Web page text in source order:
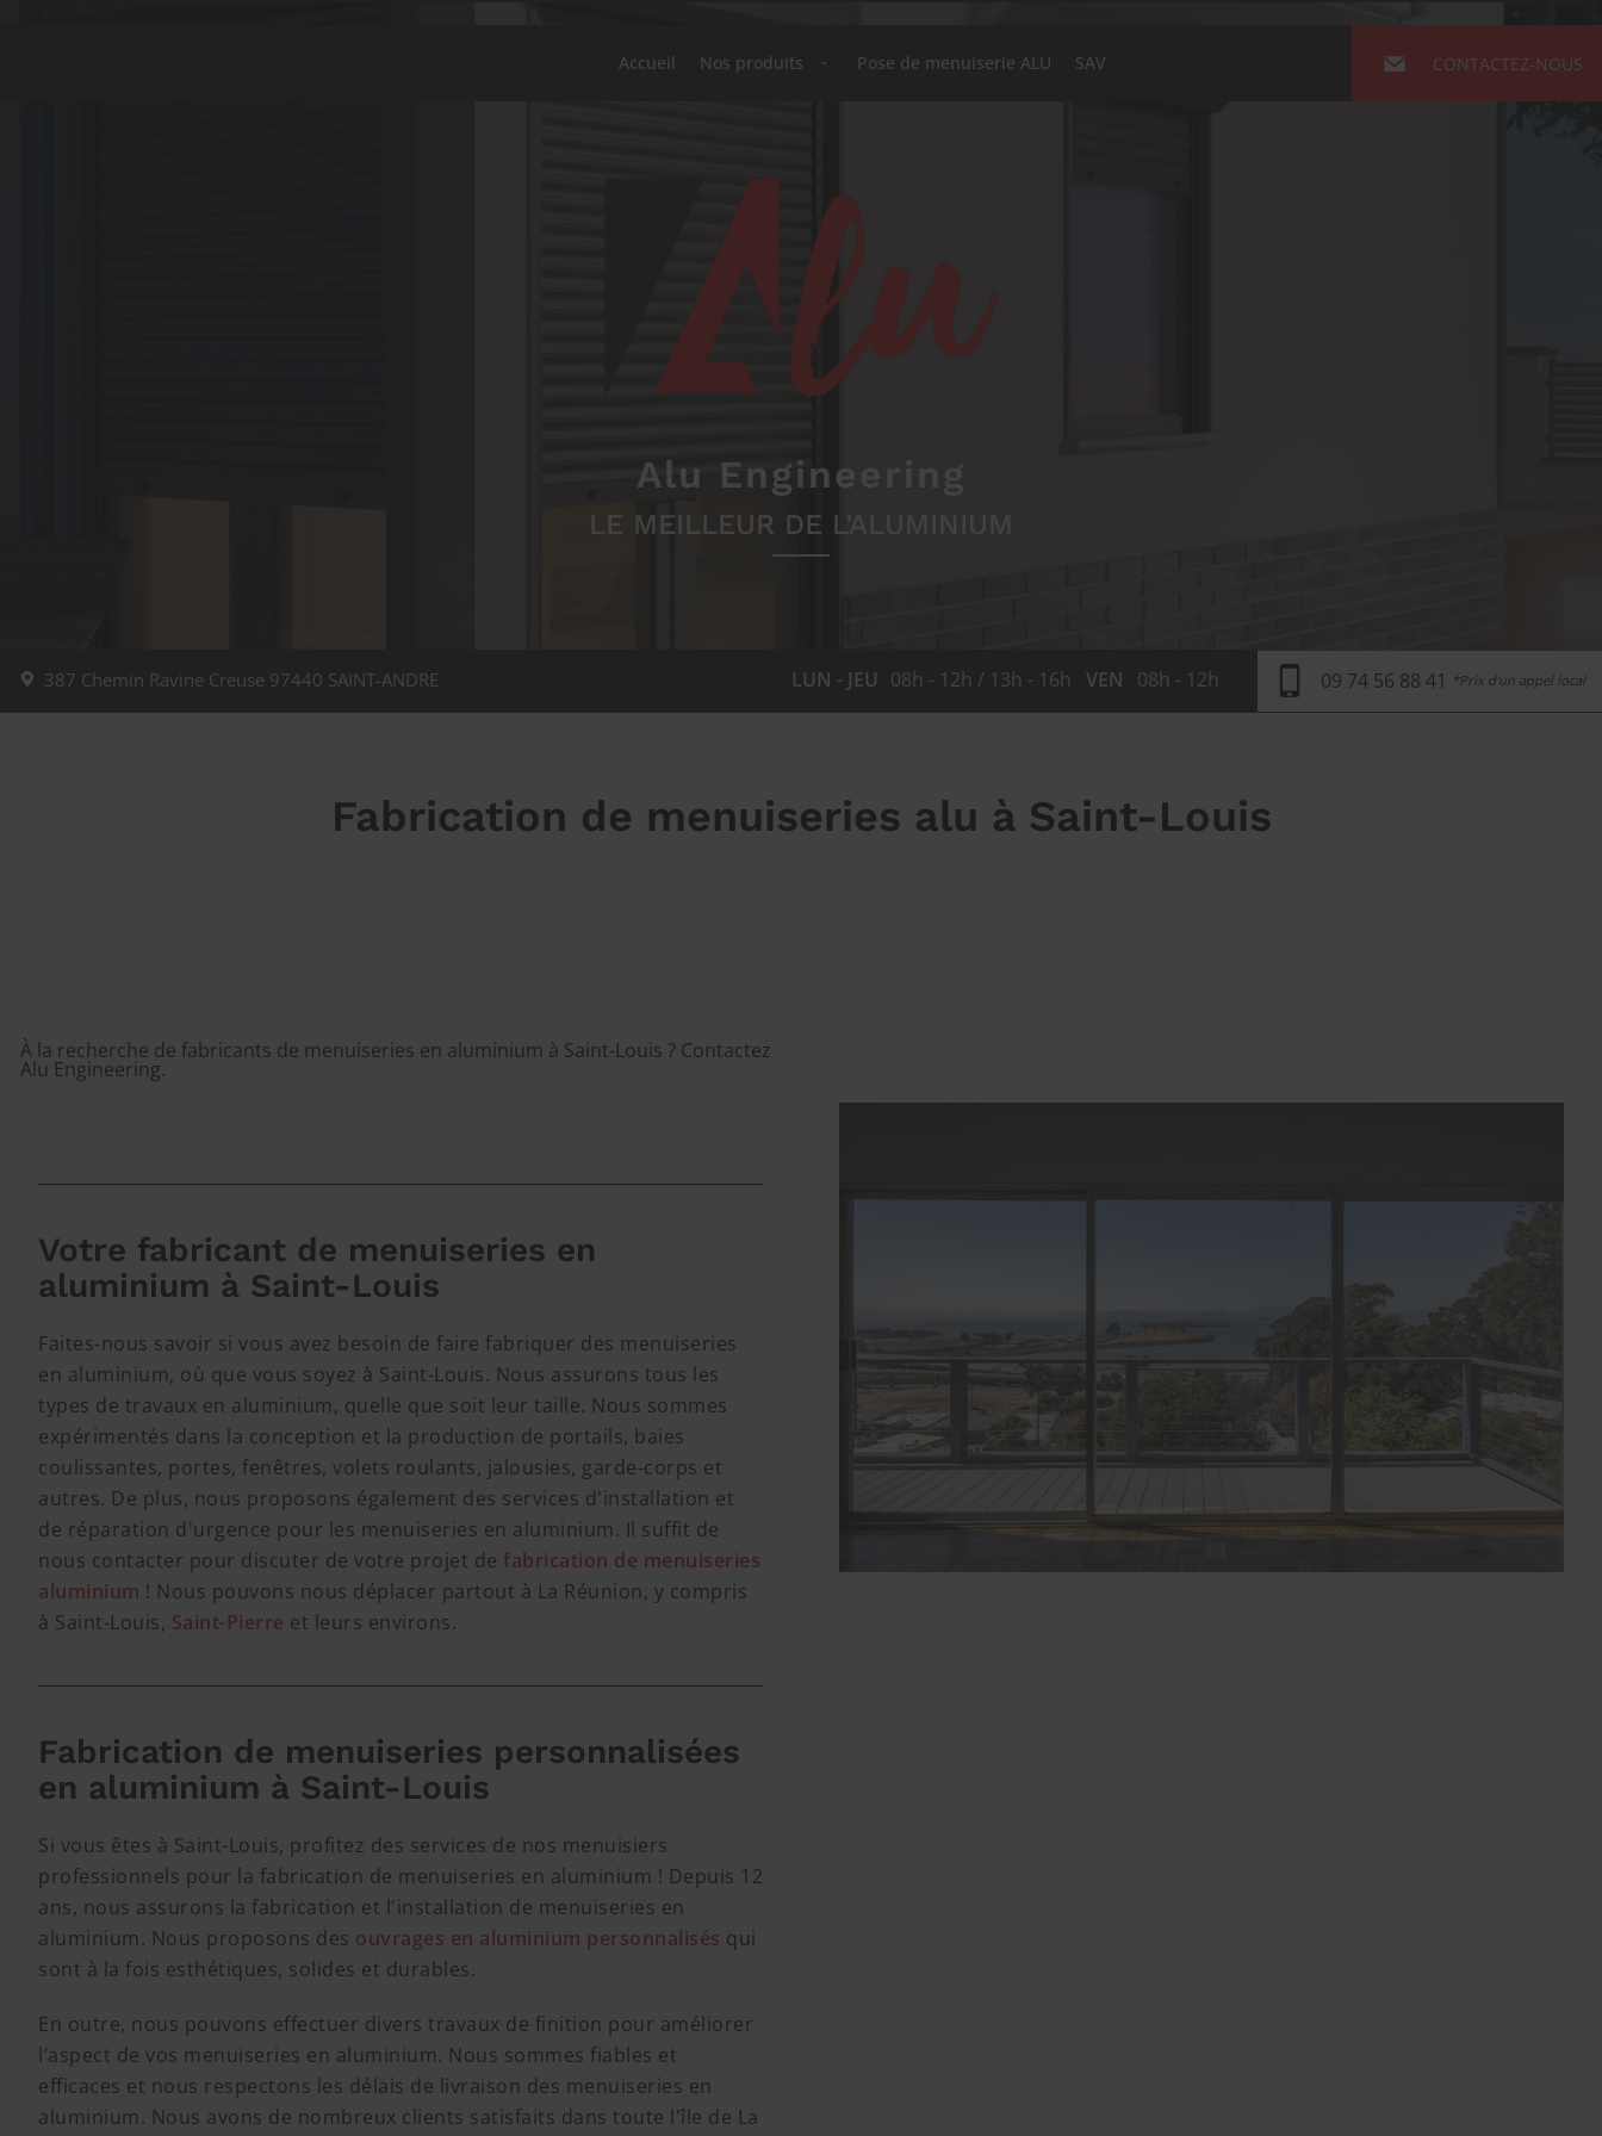
Alu Engineering
LE MEILLEUR DE L’ALUMINIUM
387 Chemin Ravine Creuse 97440 SAINT-ANDRE LUN - JEU 08h - 12h / 13h - 16h VEN 08h - 12h 09 74 56 88 41 *Prix d'un appel local
Accueil Nos produits Pose de menuiserie ALU SAV CONTACTEZ-NOUS
Fabrication de menuiseries alu à Saint-Louis
À la recherche de fabricants de menuiseries en aluminium à Saint-Louis ? Contactez
Alu Engineering.
Votre fabricant de menuiseries en
aluminium à Saint-Louis
Faites-nous savoir si vous avez besoin de faire fabriquer des menuiseries
en aluminium, où que vous soyez à Saint-Louis. Nous assurons tous les
types de travaux en aluminium, quelle que soit leur taille. Nous sommes
expérimentés dans la conception et la production de portails, baies
coulissantes, portes, fenêtres, volets roulants, jalousies, garde-corps et
autres. De plus, nous proposons également des services d'installation et
de réparation d'urgence pour les menuiseries en aluminium. Il suffit de
nous contacter pour discuter de votre projet de fabrication de menuiseries
aluminium ! Nous pouvons nous déplacer partout à La Réunion, y compris
à Saint-Louis, Saint-Pierre et leurs environs.
Fabrication de menuiseries personnalisées
en aluminium à Saint-Louis
Si vous êtes à Saint-Louis, profitez des services de nos menuisiers
professionnels pour la fabrication de menuiseries en aluminium ! Depuis 12
ans, nous assurons la fabrication et l'installation de menuiseries en
aluminium. Nous proposons des ouvrages en aluminium personnalisés qui
sont à la fois esthétiques, solides et durables.
En outre, nous pouvons effectuer divers travaux de finition pour améliorer
l’aspect de vos menuiseries en aluminium. Nous sommes fiables et
efficaces et nous respectons les délais de livraison des menuiseries en
aluminium. Nous avons de nombreux clients satisfaits dans toute l'île de La